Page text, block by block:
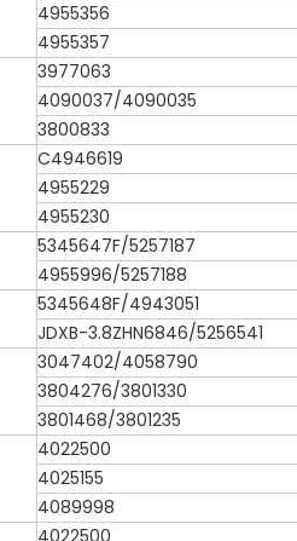
4955356
4955357
3977063
4090037/4090035
3800833
C4946619
4955229
4955230
5345647F/5257187
4955996/5257188
5345648F/4943051
JDXB-3.8ZHN6846/5256541
3047402/4058790
3804276/3801330
3801468/3801235
4022500
4025155
4089998
4022500